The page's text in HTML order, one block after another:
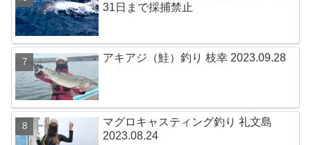
31日まで採捕禁止
アキアジ（鮭）釣り 枝幸 2023.09.28
マグロキャスティング釣り 礼文島
2023.08.24